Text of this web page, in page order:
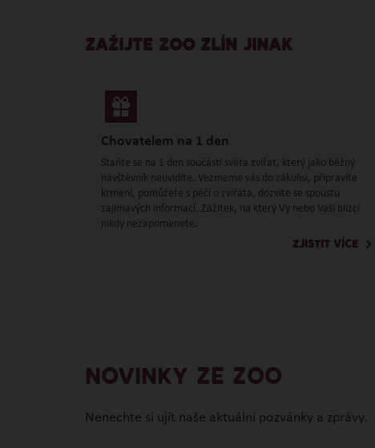
ZAŽIJTE ZOO ZLÍN JINAK
Chovatelem na 1 den
Staňte se na 1 den součástí světa zvířat, který jako běžný
návštěvník neuvidíte. Vezmeme vás do zákulisí, připravíte
krmení, pomůžete s péčí o zvířata, dozvíte se spoustu
zajímavých informací. Zážitek, na který Vy nebo Vaši blízcí
nikdy nezapomenete.
ZJISTIT VÍCE
NOVINKY ZE ZOO
Nenechte si ujít naše aktuální pozvánky a zprávy.